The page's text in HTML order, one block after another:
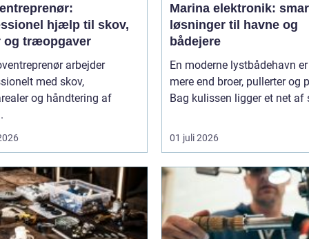
hjælp til skov,
og træopgaver
arbejder
med skov,
og håndtering af
Marina elektronik:
løsninger til havne og
bådejere
En moderne lystbådehavn
mere end broer, pullerter og
Bag kulissen ligger et net af
01 juli 2026